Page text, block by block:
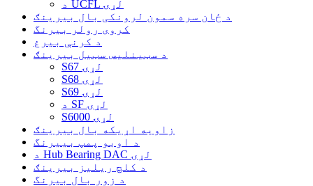
د UCFL لړۍ
د ځان سره سمون لرونکی بال بیرینګ
کروی رولر بیرنگ
د کرنې بیرغ
د سټینلیس سټیل بیرینګ
S67 لړۍ
S68 لړۍ
S69 لړۍ
د SF لړۍ
S6000 لړۍ
زاویه اړیکه بال بیرینګ
د اوبو پمپ بییرنگ
د Hub Bearing DAC لړۍ
د کلچ ریلیز بیرینګ
د زور بال بیرنگ